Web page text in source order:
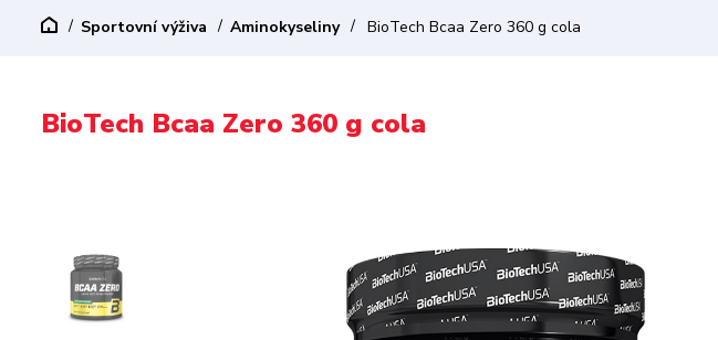
Sportovní výživa Aminokyseliny BioTech Bcaa Zero 360 g cola
BioTech Bcaa Zero 360 g cola